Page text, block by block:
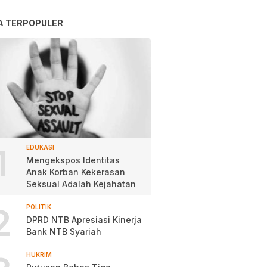
TERPOPULER
EDUKASI
Mengekspos Identitas
Anak Korban Kekerasan
Seksual Adalah Kejahatan
POLITIK
DPRD NTB Apresiasi Kinerja
Bank NTB Syariah
HUKRIM